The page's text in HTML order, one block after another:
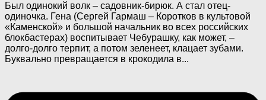
Был одинокий волк – садовник-бирюк. А стал отец-
одиночка. Гена (Сергей Гармаш – Коротков в культовой
«Каменской» и большой начальник во всех российских
блокбастерах) воспитывает Чебурашку, как может, –
долго-долго терпит, а потом зеленеет, клацает зубами.
Буквально превращается в крокодила в...